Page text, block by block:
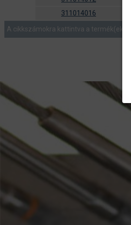
311014016
A cikkszámokra kattintva a termék(ek)